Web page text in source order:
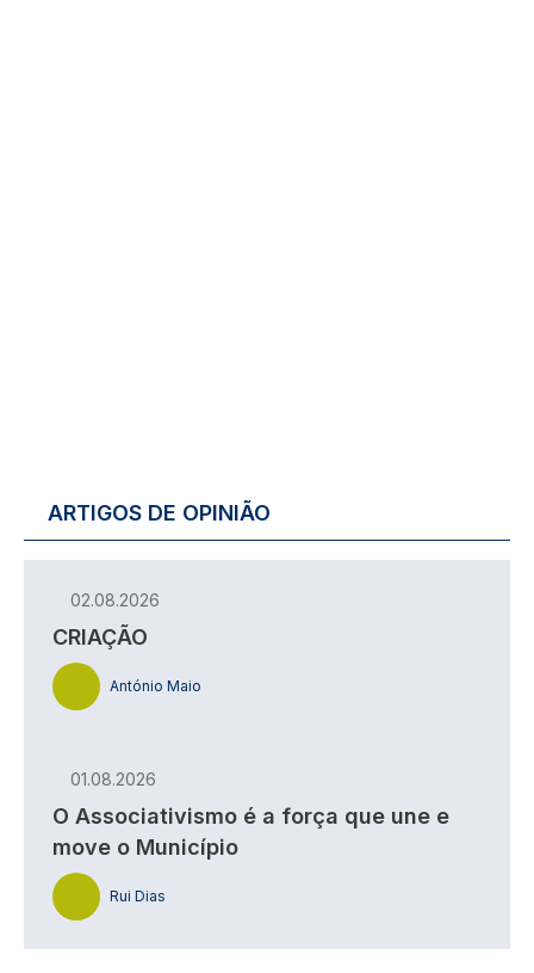
ARTIGOS DE OPINIÃO
02.08.2026
CRIAÇÃO
António Maio
01.08.2026
O Associativismo é a força que une e
move o Município
Rui Dias